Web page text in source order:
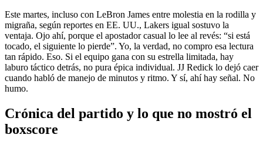
Este martes, incluso con LeBron James entre molestia en la rodilla y
migraña, según reportes en EE. UU., Lakers igual sostuvo la
ventaja. Ojo ahí, porque el apostador casual lo lee al revés: “si está
tocado, el siguiente lo pierde”. Yo, la verdad, no compro esa lectura
tan rápido. Eso. Si el equipo gana con su estrella limitada, hay
laburo táctico detrás, no pura épica individual. JJ Redick lo dejó caer
cuando habló de manejo de minutos y ritmo. Y sí, ahí hay señal. No
humo.
Crónica del partido y lo que no mostró el
boxscore